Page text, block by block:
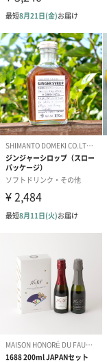
も1日遅くなります。
シーズンブーケ（ひま
わり）（1,880円）
ドライフラワー・
自然のお花で作った
梱します。
一部花材が写真と異
い。パッケージに入